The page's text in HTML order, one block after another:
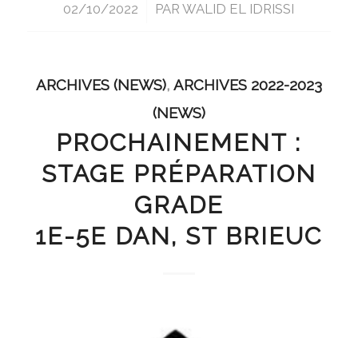
02/10/2022
/ PARWALID EL IDRISSI
ARCHIVES (NEWS), ARCHIVES 2022-2023
(NEWS)
PROCHAINEMENT :
STAGE PRÉPARATION
GRADE
1E-5E DAN, ST BRIEUC